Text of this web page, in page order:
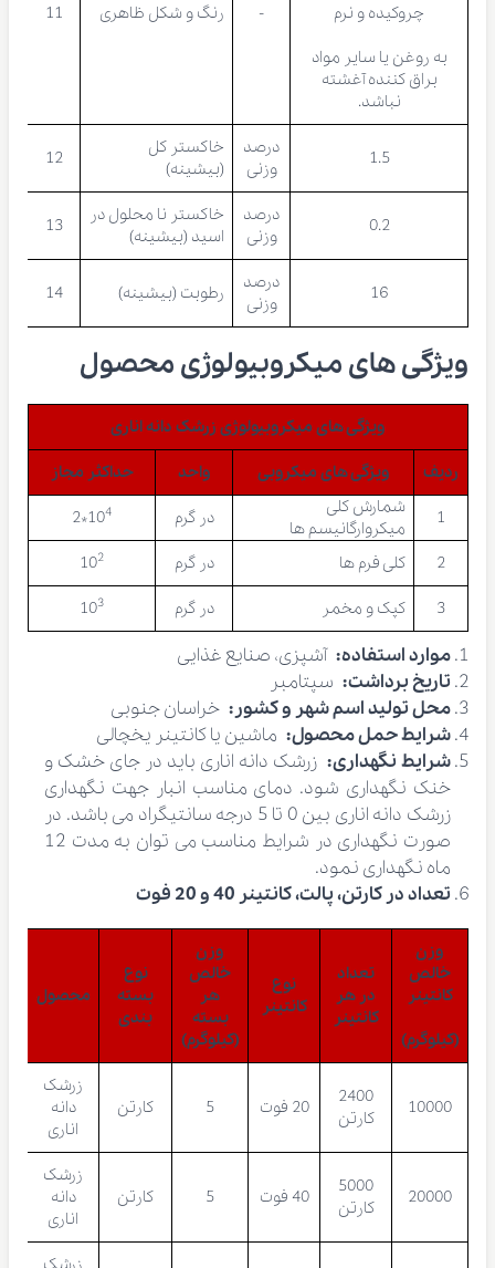
چروکیده و نرم
به روغن یا سایر مواد
براق کننده آغشته
نباشد.
- رنگ و شکل ظاهری 11
1.5
درصد
وزنی
خاکستر کل
(بیشینه)
12
0.2
درصد
وزنی
خاکستر نا محلول در
اسید (بیشینه)
13
16
درصد
وزنی
رطوبت (بیشینه) 14
ویژگی های میکروبیولوژی محصول
ویژگی های میکروبیولوژی زرشک دانه اناری
ردیف ویژگی های میکروبی واحد حداکثر مجاز
1
شمارش کلی
میکروارگانیسم ها
در گرم 104
*2
2 کلی فرم ها در گرم 102
3 کپک و مخمر در گرم 103
موارد استفاده:آشپزی، صنایع غذایی
تاریخ برداشت: سپتامبر
محل تولید اسم شهر و کشور: خراسان جنوبی
شرایط حمل محصول: ماشین یا کانتینر یخچالی
شرایط نگهداری: زرشک دانه اناری باید در جای خشک و
خنک نگهداری شود. دمای مناسب انبار جهت نگهداری
زرشک دانه اناری بین 0 تا 5 درجه سانتیگراد می باشد. در
صورت نگهداری در شرایط مناسب می توان به مدت 12
ماه نگهداری نمود.
تعداد در کارتن، پالت، کانتینر 40 و 20 فوت
وزن
خالص
کانتینر
(کیلوگرم)
تعداد
در هر
کانتینر
نوع
کانتینر
وزن
خالص
هر
بسته
(کیلوگرم)
نوع
بسته
بندی
محصول
10000
2400
کارتن
20 فوت 5 کارتن
زرشک
دانه
اناری
20000
5000
کارتن
40 فوت 5 کارتن
زرشک
دانه
اناری